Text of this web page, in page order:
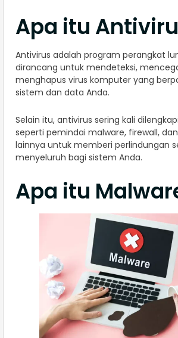
Apa itu
Antivirus adalah program perangkat
dirancang untuk mendeteksi,
menghapus virus komputer yang
sistem dan data Anda.
Selain itu, antivirus sering kali
seperti pemindai malware, firewall,
lainnya untuk memberi perlindungan
menyeluruh bagi sistem Anda.
Apa itu